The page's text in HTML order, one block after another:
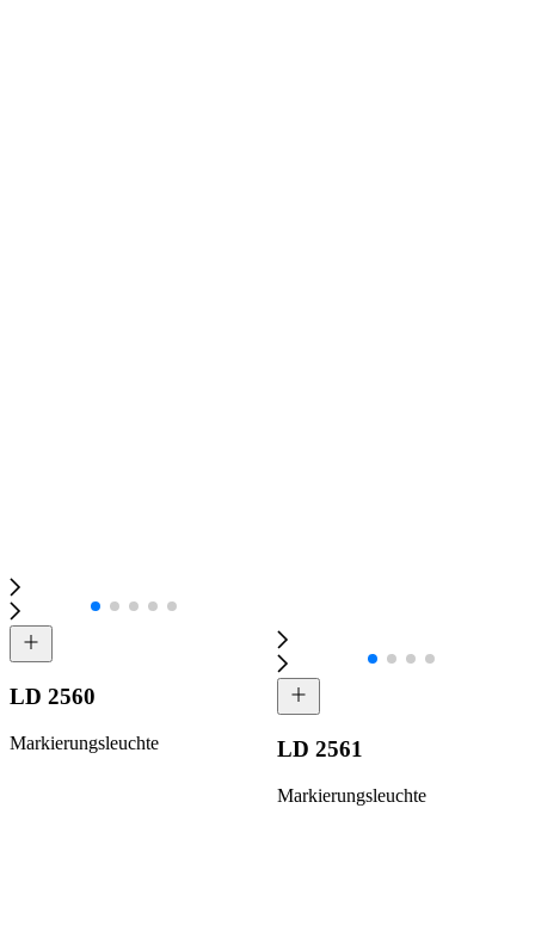
LD 2560
Markierungsleuchte LD 2561
Markierungsleuchte